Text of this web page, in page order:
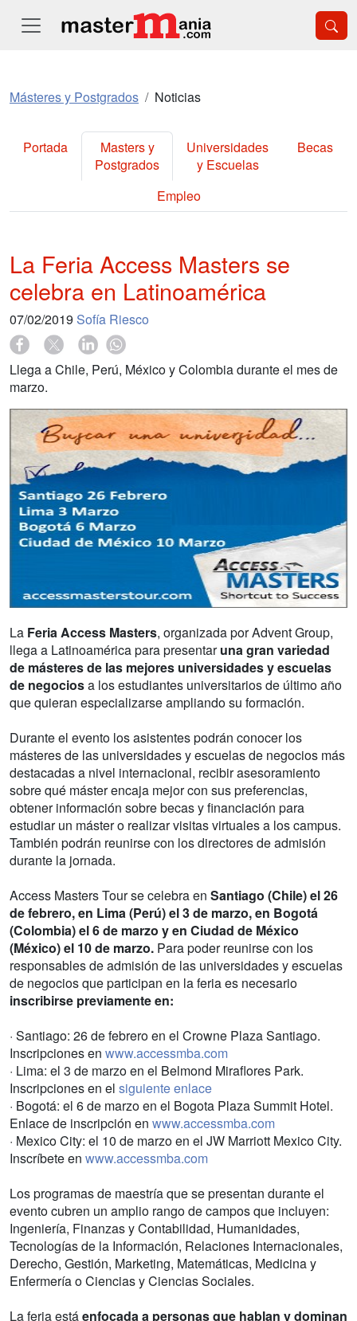
Másteres y Postgrados Noticias
Portada
Masters y
Postgrados
Universidades
y Escuelas
Becas
Empleo
La Feria Access Masters se
celebra en Latinoamérica
07/02/2019 Sofía Riesco
Llega a Chile, Perú, México y Colombia durante el mes de
marzo.
La Feria Access Masters, organizada por Advent Group,
llega a Latinoamérica para presentaruna gran variedad
de másteres de las mejores universidades y escuelas
de negociosa los estudiantes universitarios de último año
que quieran especializarse ampliando su formación.
Durante el evento los asistentes podrán conocer los
másteres de las universidades y escuelas de negocios más
destacadas a nivel internacional, recibir asesoramiento
sobre qué máster encaja mejor con sus preferencias,
obtener información sobre becas y financiación para
estudiar un máster o realizar visitas virtuales a los campus.
También podrán reunirse con los directores de admisión
durante la jornada.
Access Masters Tour se celebra en Santiago (Chile) el 26
de febrero, en Lima (Perú) el 3 de marzo, en Bogotá
(Colombia) el 6 de marzo y en Ciudad de México
(México) el 10 de marzo. Para poder reunirse con los
responsables de admisión de las universidades y escuelas
de negocios que participan en la feria es necesario
inscribirse previamente en:
· Santiago: 26 de febrero en el Crowne Plaza Santiago.
Inscripciones en www.accessmba.com
· Lima: el 3 de marzo en el Belmond Miraflores Park.
Inscripciones en el siguiente enlace
· Bogotá: el 6 de marzo en el Bogota Plaza Summit Hotel.
Enlace de inscripción en www.accessmba.com
· Mexico City: el 10 de marzo en el JW Marriott Mexico City.
Inscríbete en www.accessmba.com
Los programas de maestría que se presentan durante el
evento cubren un amplio rango de campos que incluyen:
Ingeniería, Finanzas y Contabilidad, Humanidades,
Tecnologías de la Información, Relaciones Internacionales,
Derecho, Gestión, Marketing, Matemáticas, Medicina y
Enfermería o Ciencias y Ciencias Sociales.
La feria estáenfocada a personas que hablan y dominan